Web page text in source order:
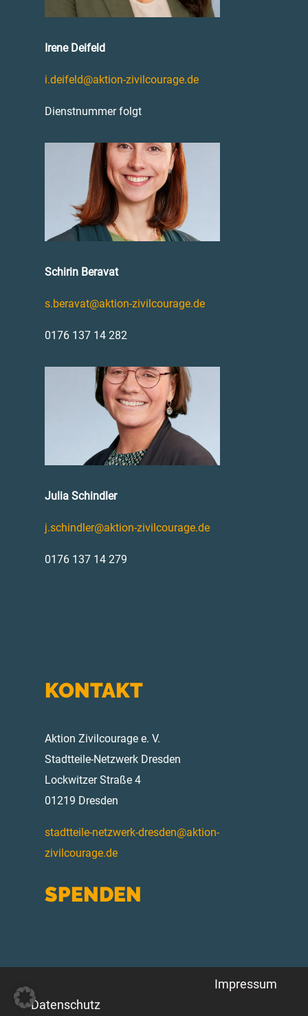
Irene Deifeld
i.deifeld@aktion-zivilcourage.de
Dienstnummer folgt
Schirin Beravat
s.beravat@aktion-zivilcourage.de
0176 137 14 282
Julia Schindler
j.schindler@aktion-zivilcourage.de
0176 137 14 279
KONTAKT
Aktion Zivilcourage e. V.
Stadtteile-Netzwerk Dresden
Lockwitzer Straße 4
01219 Dresden
stadtteile-netzwerk-dresden@aktion-
zivilcourage.de
SPENDEN
Impressum
Datenschutz